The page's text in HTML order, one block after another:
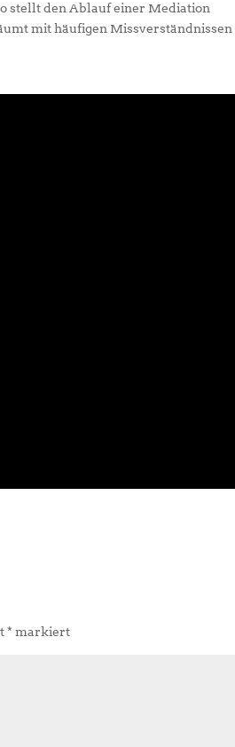
stellt den Ablauf einer Mediation
mit häufigen Missverständnissen
* markiert